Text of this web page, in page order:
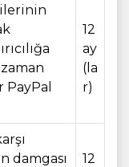
12
ay
(la
r)
damgası
12